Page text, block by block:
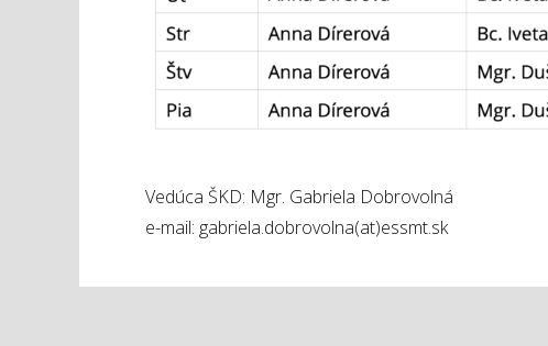
Vedúca ŠKD: Mgr. Gabriela Dobrovolná
e-mail: gabriela.dobrovolna(at)essmt.sk